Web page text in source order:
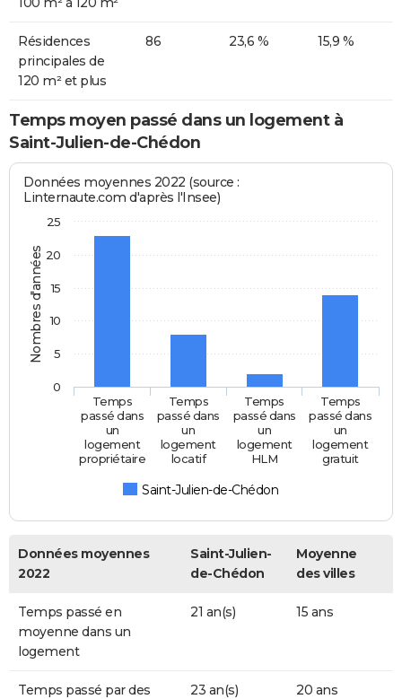
Résidences
principales de
120 m² et plus
86 23,6 % 15,9 %
Temps moyen passé dans un logement à
Saint-Julien-de-Chédon
Nombres d'années
Données moyennes 2022 (source :
Linternaute.com d'après l'Insee)
Saint-Julien-de-Chédon
Temps
passé dans
un
logement
propriétaire
Temps
passé dans
un
logement
locatif
Temps
passé dans
un
logement
HLM
Temps
passé dans
un
logement
gratuit
0
5
10
15
20
25
Données moyennes
2022
Saint-Julien-
de-Chédon
Moyenne
des villes
Temps passé en
moyenne dans un
logement
21 an(s) 15 ans
Temps passé par des
23 an(s) 20 ans